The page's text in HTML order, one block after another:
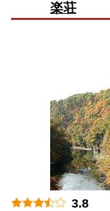
楽荘
3.8